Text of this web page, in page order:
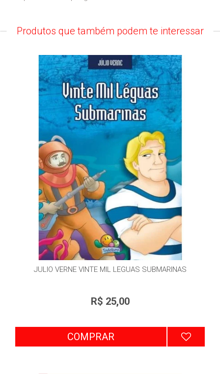
Produtos que também podem te interessar
JULIO VERNE VINTE MIL LEGUAS SUBMARINAS
R$ 25,00
COMPRAR